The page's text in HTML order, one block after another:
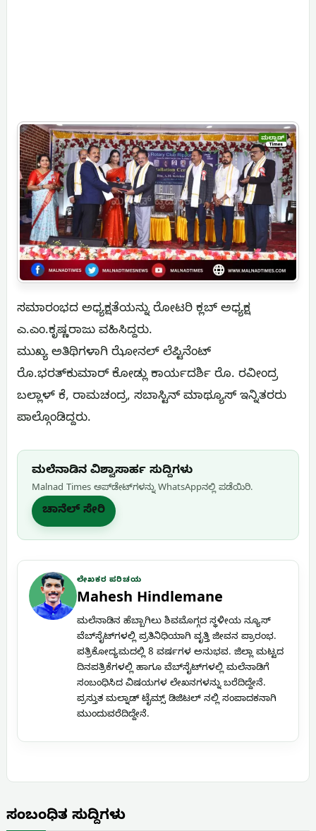
ಸಮಾರಂಭದ ಅಧ್ಯಕ್ಷತೆಯನ್ನು ರೋಟರಿ ಕ್ಲಬ್ ಅಧ್ಯಕ್ಷ
ಎ.ಎಂ.ಕೃಷ್ಣರಾಜು ವಹಿಸಿದ್ದರು.
ಮುಖ್ಯ ಅತಿಥಿಗಳಾಗಿ ಝೋನಲ್ ಲೆಪ್ಟಿನೆಂಟ್
ರೊ.ಭರತ್‌ಕುಮಾರ್ ಕೋಡ್ಲು ಕಾರ್ಯದರ್ಶಿ ರೊ. ರವೀಂದ್ರ
ಬಲ್ಲಾಳ್ ಕೆ, ರಾಮಚಂದ್ರ, ಸಬಾಸ್ಟಿನ್ ಮಾಥ್ಯೂಸ್ ಇನ್ನಿತರರು
ಪಾಲ್ಗೊಂಡಿದ್ದರು.
ಮಲೆನಾಡಿನ ವಿಶ್ವಾಸಾರ್ಹ ಸುದ್ದಿಗಳು
Malnad Times ಅಪ್‌ಡೇಟ್‌ಗಳನ್ನು WhatsApp‌ನಲ್ಲಿ ಪಡೆಯಿರಿ.
ಚಾನೆಲ್ ಸೇರಿ
ಲೇಖಕರ ಪರಿಚಯ
Mahesh Hindlemane
ಮಲೆನಾಡಿನ ಹೆಬ್ಬಾಗಿಲು ಶಿವಮೊಗ್ಗದ ಸ್ಥಳೀಯ ನ್ಯೂಸ್
ವೆಬ್‌ಸೈಟ್‌ಗಳಲ್ಲಿ ಪ್ರತಿನಿಧಿಯಾಗಿ ವೃತ್ತಿ ಜೀವನ ಪ್ರಾರಂಭ.
ಪತ್ರಿಕೋದ್ಯಮದಲ್ಲಿ 8 ವರ್ಷಗಳ ಅನುಭವ. ಜಿಲ್ಲಾ ಮಟ್ಟದ
ದಿನಪತ್ರಿಕೆಗಳಲ್ಲಿ ಹಾಗೂ ವೆಬ್‌ಸೈಟ್‌ಗಳಲ್ಲಿ ಮಲೆನಾಡಿಗೆ
ಸಂಬಂಧಿಸಿದ ವಿಷಯಗಳ ಲೇಖನಗಳನ್ನು ಬರೆದಿದ್ದೇನೆ.
ಪ್ರಸ್ತುತ ಮಲ್ನಾಡ್ ಟೈಮ್ಸ್ ಡಿಜಿಟಲ್ ನಲ್ಲಿ ಸಂಪಾದಕನಾಗಿ
ಮುಂದುವರೆದಿದ್ದೇನೆ.
ಸಂಬಂಧಿತ ಸುದ್ದಿಗಳು